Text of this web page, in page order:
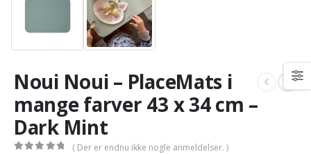
Noui Noui – PlaceMats i
mange farver 43 x 34 cm –
Dark Mint
( Der er endnu ikke nogle anmeldelser. )